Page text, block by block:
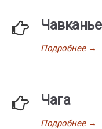
Чавканье
Подробнее→
Чага
Подробнее→